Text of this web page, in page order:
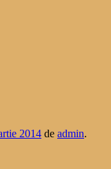
2014 de admin.